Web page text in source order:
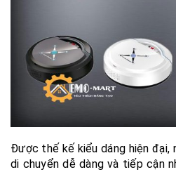
Được thế kế kiểu dáng hiện đại,
di chuyển dễ dàng và tiếp cận